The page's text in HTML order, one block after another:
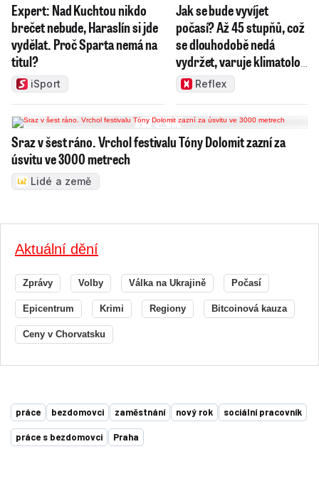
Expert: Nad Kuchtou nikdo
brečet nebude, Haraslín si jde
vydělat. Proč Sparta nemá na
titul?
iSport
Jak se bude vyvíjet
počasí? Až 45 stupňů, což
se dlouhodobě nedá
vydržet, varuje klimatolog
Radim Tolasz
Reflex
Sraz v šest ráno. Vrchol festivalu Tóny Dolomit zazní za
úsvitu ve 3000 metrech
Lidé a země
Aktuální dění
Zprávy Volby Válka na Ukrajině Počasí
Epicentrum Krimi Regiony Bitcoinová kauza
Ceny v Chorvatsku
práce bezdomovci zaměstnání nový rok sociální pracovník
práce s bezdomovci Praha